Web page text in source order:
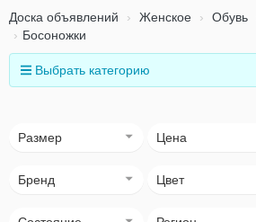
Доска объявлений Женское Обувь
Босоножки
Выбрать категорию
Размер Цена
Бренд Цвет